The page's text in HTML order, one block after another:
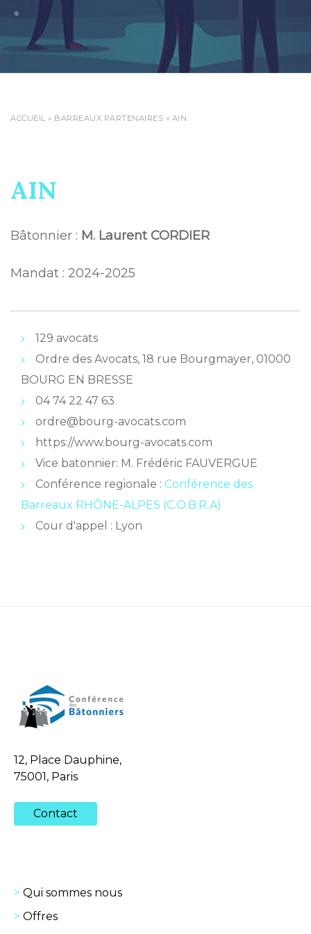
ACCUEIL » BARREAUX PARTENAIRES » AIN
AIN
Bâtonnier : M. Laurent CORDIER
Mandat : 2024-2025
129 avocats
Ordre des Avocats, 18 rue Bourgmayer, 01000
BOURG EN BRESSE
04 74 22 47 63
ordre@bourg-avocats.com
https://www.bourg-avocats.com
Vice batonnier: M. Frédéric FAUVERGUE
Conférence regionale : Conférence des
Barreaux RHÔNE-ALPES (C.O.B.R.A)
Cour d'appel : Lyon
12, Place Dauphine,
75001, Paris
Contact
Qui sommes nous
Offres